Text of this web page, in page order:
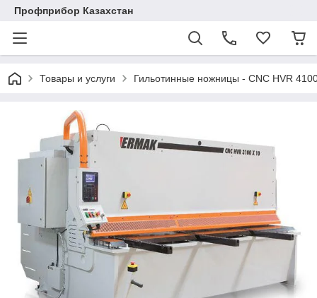
Профприбор Казахстан
Товары и услуги Гильотинные ножницы - CNC HVR